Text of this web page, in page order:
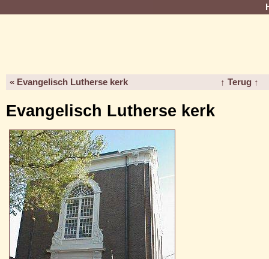
« Evangelisch Lutherse kerk ↑ Terug ↑
Evangelisch Lutherse kerk